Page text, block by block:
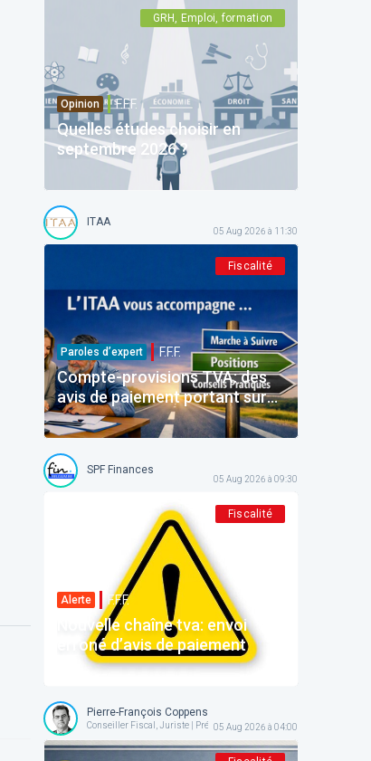
GRH, Emploi, formation
Opinion F.F.F.
Quelles études choisir en
septembre 2026 ?
ITAA
05 Aug 2026 à 11:30
Fiscalité
Paroles d’expert F.F.F.
Compte-provisions TVA: des
avis de paiement portant sur
des montants déjà payés
SPF Finances
05 Aug 2026 à 09:30
Fiscalité
Alerte F.F.F.
Nouvelle chaîne tva: envoi
erroné d’avis de paiement
Pierre-François Coppens
Conseiller Fiscal, Juriste | Président @ AFPC
05 Aug 2026 à 04:00